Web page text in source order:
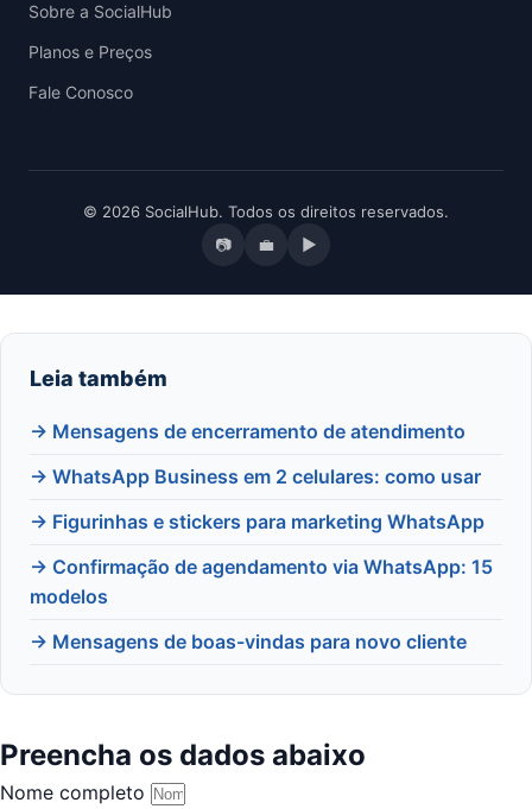
Sobre a SocialHub
Planos e Preços
Fale Conosco
© 2026 SocialHub. Todos os direitos reservados.
📷 💼 ▶
Leia também
→ Mensagens de encerramento de atendimento
→ WhatsApp Business em 2 celulares: como usar
→ Figurinhas e stickers para marketing WhatsApp
→ Confirmação de agendamento via WhatsApp: 15
modelos
→ Mensagens de boas-vindas para novo cliente
Preencha os dados abaixo
Nome completo